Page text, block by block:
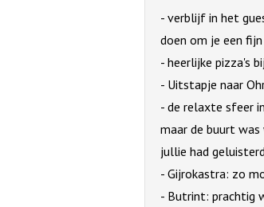
- verblijf in het
doen om je een
- heerlijke pizza's
- Uitstapje naar
- de relaxte sfeer
maar de buurt
jullie had
- Gijrokastra: zo
- Butrint: prachtig